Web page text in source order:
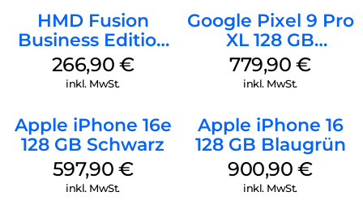
HMD Fusion
Business Edition
256 GB Grey
266,90 €
inkl. MwSt.
Google Pixel 9 Pro
XL 128 GB
Obsidian
779,90€
inkl. MwSt.
Apple iPhone 16e
128 GB Schwarz
597,90 €
inkl. MwSt.
Apple iPhone 16
128 GB Blaugrün
900,90€
inkl. MwSt.